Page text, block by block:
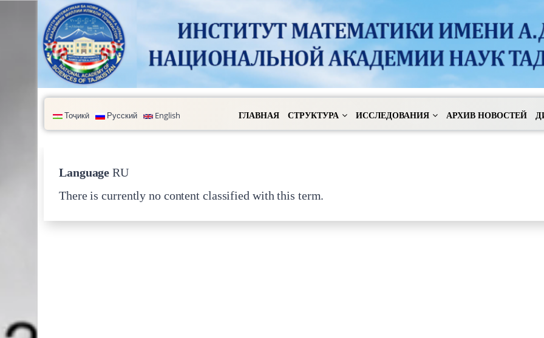
Skip to main content
ГЛАВНАЯ СТРУКТУРА ИССЛЕДОВАНИЯ АРХИВ НОВОСТЕЙ
Тоҷикӣ Русский English
Language RU
There is currently no content classified with this term.